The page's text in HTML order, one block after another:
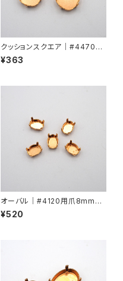
クッションスクエア｜#4470用
爪12mm
¥363
オーバル｜#4120用爪8mmx6
mm
¥520